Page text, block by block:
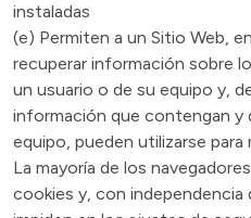
instaladas
(e) Permiten a un Sitio Web,
recuperar información sobre
un usuario o de su equipo y,
información que contengan y
equipo, pueden utilizarse
La mayoría de los
cookies y, con independencia